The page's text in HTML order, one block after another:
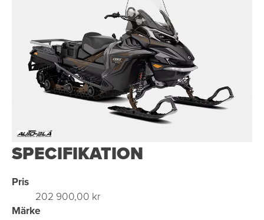
SPECIFIKATION
Pris
202 900,00 kr
Märke